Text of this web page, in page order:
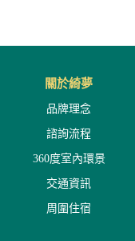
關於綺夢
品牌理念
諮詢流程
360度室內環景
交通資訊
周圍住宿